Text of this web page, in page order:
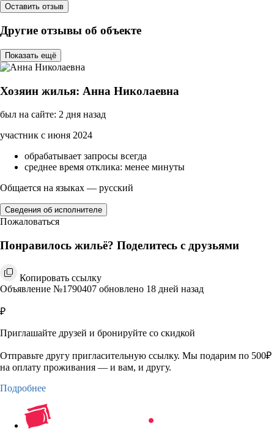
Оставить отзыв
Другие отзывы об объекте
Показать ещё
Хозяин жилья: Анна Николаевна
был на сайте: 2 дня назад
участник с июня 2024
обрабатывает запросы всегда
среднее время отклика: менее минуты
Общается на языках — русский
Сведения об исполнителе
Пожаловаться
Понравилось жильё? Поделитесь с друзьями
Копировать ссылку
Объявление №1790407 обновлено 18 дней назад
₽
Приглашайте друзей и бронируйте со скидкой
Отправьте другу пригласительную ссылку. Мы подарим по 500₽
на оплату проживания — и вам, и другу.
Подробнее